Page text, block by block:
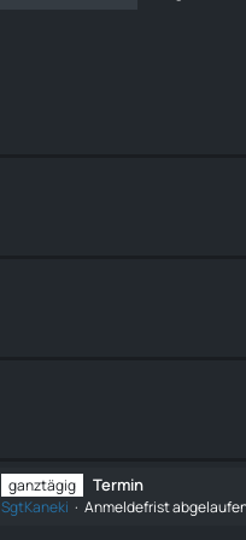
ganztägig Termin
SgtKaneki Anmeldefrist